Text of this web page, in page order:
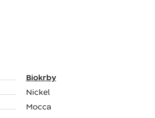
Biokrby
Nickel
Mocca